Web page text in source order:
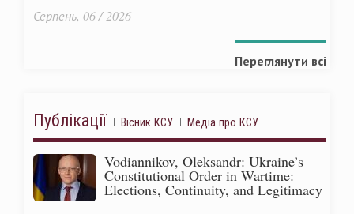
Серпень, 06 / 2026
Переглянути всі
Публікації Вісник КСУ Медіа про КСУ
Vodiannikov, Oleksandr: Ukraine’s
Constitutional Order in Wartime:
Elections, Continuity, and Legitimacy